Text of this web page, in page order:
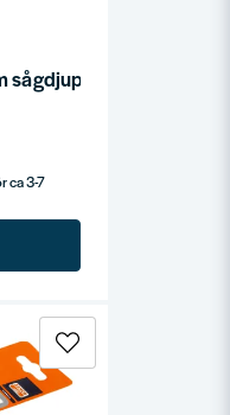
sågdjup 300 mm
ca 3-7